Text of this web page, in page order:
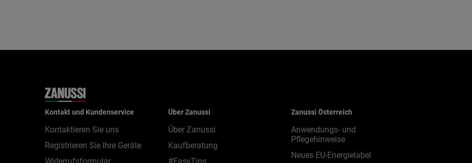
Kontakt und Kundenservice
Kontaktieren Sie uns
Registrieren Sie Ihre Geräte
Über Zanussi
Über Zanussi
Kaufberatung
Zanussi Österreich
Anwendungs- und
Pflegehinweise
Neues EU-Energielabel